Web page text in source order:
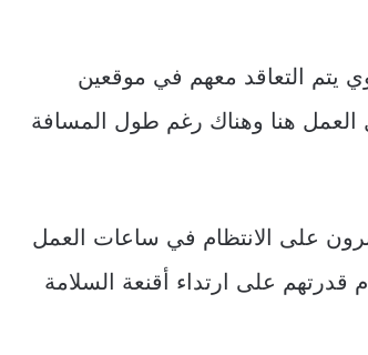
يتم التعاقد معهم في موقعين
كيلومتر. يضطر العمال العمل هنا وهناك رغم طول المسافة
على الانتظام في ساعات العمل
قدرتهم على ارتداء أقنعة السلامة